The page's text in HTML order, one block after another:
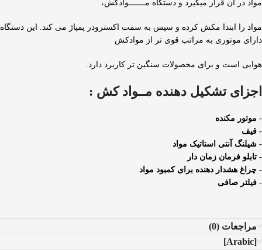
مواد در آن قرار میگیرد و دستگاه مـــــــوادکش،
مواد را ابتدا مکش کرده و سپس به سمت اکسترودر پمپاژ می کند. این دستگاه
دارای موتوری به مراتب قوی تر از موادکش
هوایی است و برای محصولات سنگین تر کاربرد دارد.
اجزای تشکیل دهنده مــواد کش :
- موتور مکنده
- قیف
- شیلنگ آنتی استاتیک مواد
- تابلو فرمان زمان دار
- چراغ هشدار دهنده برای کمبود مواد
- فیلتر صافی
مراجعات (0)
[Arabic]